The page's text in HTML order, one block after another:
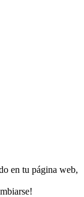
en tu página web,